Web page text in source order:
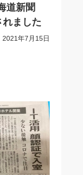
道新聞
れました
2021年7月15日